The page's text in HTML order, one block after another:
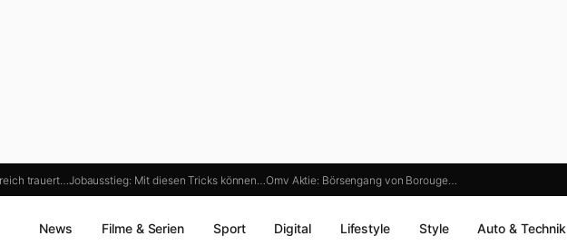
trauert… Jobausstieg: Mit diesen Tricks können…Omv Aktie: Börsengang von Borouge…
News Filme & Serien Sport Digital Lifestyle Style Auto & Technik